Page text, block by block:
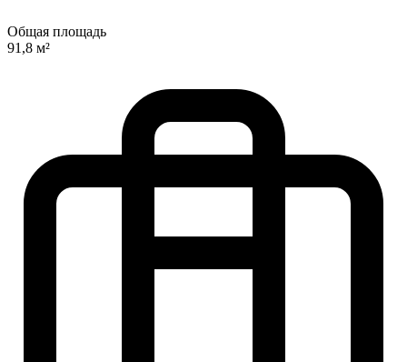
Общая площадь
91,8 м²